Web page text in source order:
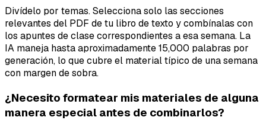
Divídelo por temas. Selecciona solo las secciones
relevantes del PDF de tu libro de texto y combínalas con
los apuntes de clase correspondientes a esa semana. La
IA maneja hasta aproximadamente 15,000 palabras por
generación, lo que cubre el material típico de una semana
con margen de sobra.
¿Necesito formatear mis materiales de alguna
manera especial antes de combinarlos?